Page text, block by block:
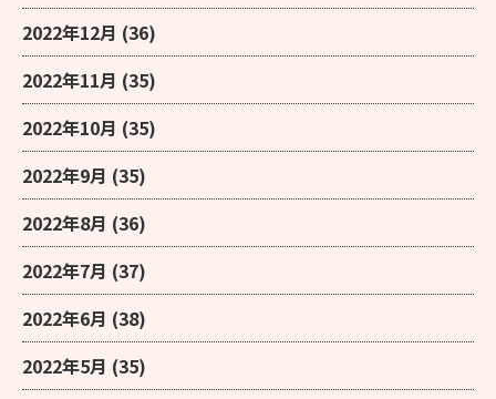
2022年12月 (36)
2022年11月 (35)
2022年10月 (35)
2022年9月 (35)
2022年8月 (36)
2022年7月 (37)
2022年6月 (38)
2022年5月 (35)